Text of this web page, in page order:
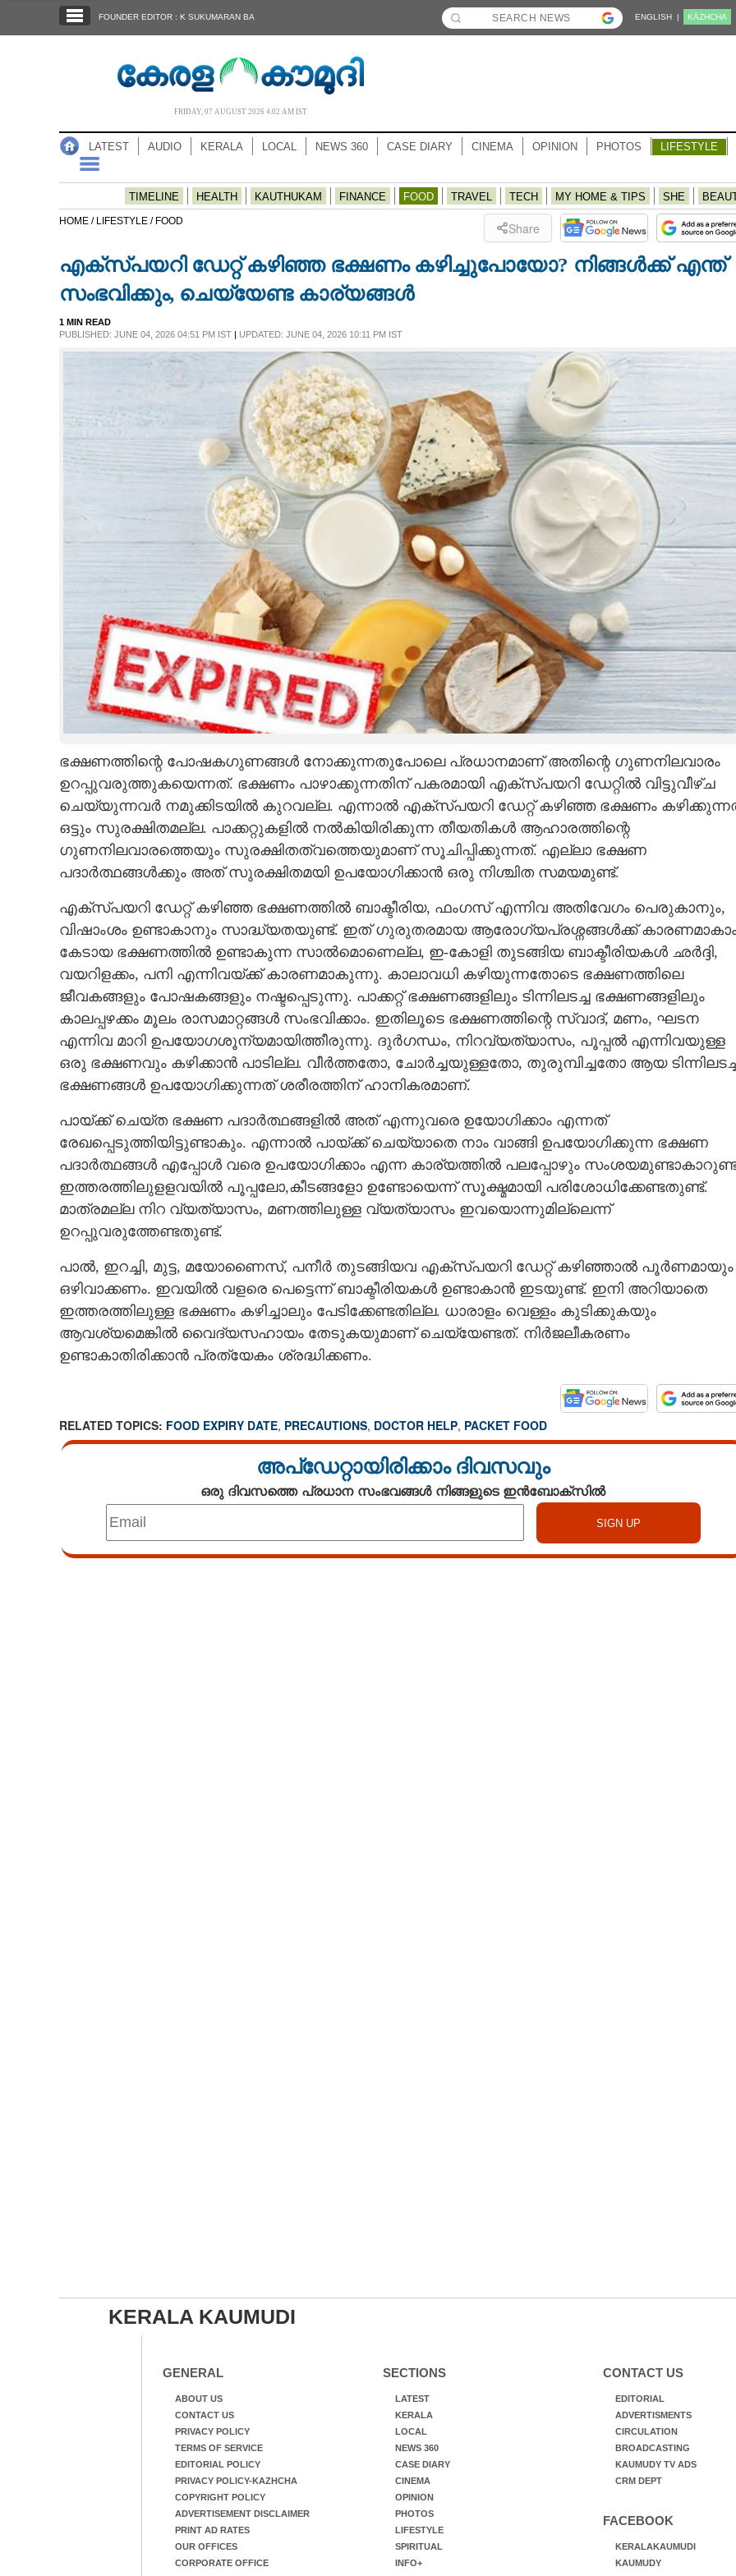
NOTIFIED NEWS
NEWS 360
CASE DIARY
CARTOONS
LITERATURE
CONTACT US
FOUNDER EDITOR : K SUKUMARAN BA ENGLISH | KĀZHCHA
FRIDAY, 07 AUGUST 2026 4.02 AM IST
LATEST AUDIO KERALA LOCAL NEWS 360 CASE DIARY CINEMA OPINION PHOTOS LIFESTYLE
TIMELINE HEALTH KAUTHUKAM FINANCE FOOD TRAVEL TECH MY HOME & TIPS SHE
HOME / LIFESTYLE / FOOD Share
എക്സ്പയറി ഡേറ്റ് കഴിഞ്ഞ ഭക്ഷണം കഴിച്ചുപോയോ? നിങ്ങൾക്ക് എന്ത്
സംഭവിക്കും, ചെയ്യേണ്ട കാര്യങ്ങൾ
1 MIN READ
PUBLISHED: JUNE 04, 2026 04:51 PM IST| UPDATED: JUNE 04, 2026 10:11 PM IST
ഭക്ഷണത്തിന്റെ പോഷകഗുണങ്ങൾ നോക്കുന്നതുപോലെ പ്രധാനമാണ് അതിന്റെ ഗുണനിലവാരം
ഉറപ്പുവരുത്തുകയെന്നത്. ഭക്ഷണം പാഴാക്കുന്നതിന് പകരമായി എക്സ്പയറി ഡേറ്റിൽ വിട്ടുവീഴ്ച
ചെയ്യുന്നവർ നമുക്കിടയിൽ കുറവല്ല. എന്നാൽ എക്സ്പയറി ഡേറ്റ് കഴിഞ്ഞ ഭക്ഷണം
ഒട്ടും സുരക്ഷിതമല്ല. പാക്കറ്റുകളിൽ നൽകിയിരിക്കുന്ന തീയതികൾ ആഹാരത്തിന്റെ
ഗുണനിലവാരത്തെയും സുരക്ഷിതത്വത്തെയുമാണ് സൂചിപ്പിക്കുന്നത്. എല്ലാ ഭക്ഷണ
പദാർത്ഥങ്ങൾക്കും അത് സുരക്ഷിതമയി ഉപയോഗിക്കാൻ ഒരു നിശ്ചിത സമയമുണ്ട്.
എക്സ്പയറി ഡേറ്റ് കഴിഞ്ഞ ഭക്ഷണത്തിൽ ബാക്ടീരിയ, ഫംഗസ് എന്നിവ അതിവേഗം പെരുകാനും,
വിഷാംശം ഉണ്ടാകാനും സാദ്ധ്യതയുണ്ട്. ഇത് ഗുരുതരമായ ആരോഗ്യപ്രശ്നങ്ങൾക്ക്
കേടായ ഭക്ഷണത്തിൽ ഉണ്ടാകുന്ന സാൽമൊണെല്ല,​ ഇ-കോളി തുടങ്ങിയ ബാക്ടീരിയകൾ ഛർദ്ദി,
വയറിളക്കം, പനി എന്നിവയ്ക്ക് കാരണമാകുന്നു. കാലാവധി കഴിയുന്നതോടെ ഭക്ഷണത്തിലെ
ജീവകങ്ങളും പോഷകങ്ങളും നഷ്ടപ്പെടുന്നു. പാക്കറ്റ് ഭക്ഷണങ്ങളിലും ടിന്നിലടച്ച ഭക്ഷണങ്ങളിലും
കാലപ്പഴക്കം മൂലം രാസമാറ്റങ്ങൾ സംഭവിക്കാം. ഇതിലൂടെ ഭക്ഷണത്തിന്റെ സ്വാദ്, മണം, ഘടന
എന്നിവ മാറി ഉപയോഗശൂന്യമായിത്തീരുന്നു. ദുർഗന്ധം, നിറവ്യത്യാസം, പൂപ്പൽ എന്നിവയുള്ള
ഒരു ഭക്ഷണവും കഴിക്കാൻ പാടില്ല. വീർത്തതോ, ചോർച്ചയുള്ളതോ, തുരുമ്പിച്ചതോ ആയ
ഭക്ഷണങ്ങൾ ഉപയോഗിക്കുന്നത് ശരീരത്തിന് ഹാനികരമാണ്.
പായ്ക്ക് ചെയ്ത ഭക്ഷണ പദാർത്ഥങ്ങളിൽ അത് എന്നുവരെ ഉയോഗിക്കാം എന്നത്
രേഖപ്പെടുത്തിയിട്ടുണ്ടാകും. എന്നാൽ പായ്ക്ക് ചെയ്യാതെ നാം വാങ്ങി ഉപയോഗിക്കുന്ന ഭക്ഷണ
പദാർത്ഥങ്ങൾ എപ്പോൾ വരെ ഉപയോഗിക്കാം എന്ന കാര്യത്തിൽ പലപ്പോഴും
ഇത്തരത്തിലുളളവയിൽ പൂപ്പലോ,കീടങ്ങളോ ഉണ്ടോയെന്ന് സൂക്ഷ്മമായി പരിശോധിക്കേണ്ടതുണ്ട്.
മാത്രമല്ല നിറ വ്യത്യാസം,​ മണത്തിലുള്ള വ്യത്യാസം ഇവയൊന്നുമില്ലെന്ന്
ഉറപ്പുവരുത്തേണ്ടതുണ്ട്.
പാൽ, ഇറച്ചി, മുട്ട, മയോണൈസ്, പനീർ തുടങ്ങിയവ എക്സ്പയറി ഡേറ്റ് കഴിഞ്ഞാൽ പൂർണമായും
ഒഴിവാക്കണം. ഇവയിൽ വളരെ പെട്ടെന്ന് ബാക്ടീരിയകൾ ഉണ്ടാകാൻ ഇടയുണ്ട്. ഇനി അറിയാതെ
ഇത്തരത്തിലുള്ള ഭക്ഷണം കഴിച്ചാലും പേടിക്കേണ്ടതില്ല. ധാരാളം വെള്ളം കുടിക്കുകയും
ആവശ്യമെങ്കിൽ വൈദ്യസഹായം തേടുകയുമാണ് ചെയ്യേണ്ടത്. നി‌ർജലീകരണം
ഉണ്ടാകാതിരിക്കാൻ പ്രത്യേകം ശ്രദ്ധിക്കണം.
RELATED TOPICS: FOOD EXPIRY DATE, PRECAUTIONS, DOCTOR HELP, PACKET FOOD
അപ്ഡേറ്റായിരിക്കാം ദിവസവും
ഒരു ദിവസത്തെ പ്രധാന സംഭവങ്ങൾ നിങ്ങളുടെ ഇൻബോക്സിൽ
KERALA KAUMUDI
GENERAL
ABOUT US
CONTACT US
PRIVACY POLICY
TERMS OF SERVICE
EDITORIAL POLICY
PRIVACY POLICY-KAZHCHA
COPYRIGHT POLICY
ADVERTISEMENT DISCLAIMER
PRINT AD RATES
OUR OFFICES
CORPORATE OFFICE
SECTIONS
LATEST
KERALA
LOCAL
NEWS 360
CASE DIARY
CINEMA
OPINION
PHOTOS
LIFESTYLE
SPIRITUAL
INFO+
CONTACT US
EDITORIAL
ADVERTISMENTS
CIRCULATION
BROADCASTING
KAUMUDY TV ADS
CRM DEPT
FACEBOOK
KERALAKAUMUDI
KAUMUDY
Share this link